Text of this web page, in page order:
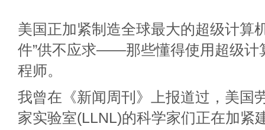
美国正加紧制造全球最大的超级计算
件”供不应求——那些懂得使用超级计
程师。
我曾在《新闻周刊》上报道过，美国
家实验室(LLNL)的科学家们正在加紧